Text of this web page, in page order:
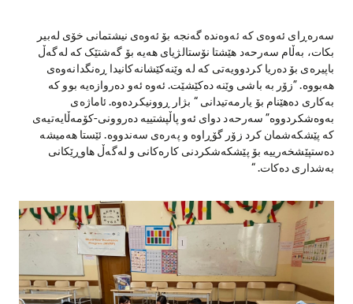
سەرەڕای ئەوەی کە ئەوەندە گەنجە بۆ ئەوەی نیشتمانی خۆی لەبیر
بکات، بەڵام سەرحەد هێشتا نۆستالژیای هەیە بۆ گەشتێک کە لەگەڵ
باپیرەی بۆ دەریا کردوویەتی کە لە وێنەکێشانەکانیدا ڕەنگدانەوەی
هەبووە. ”زۆر بە باشی وێنە دەکێشێت. ئەوە ئەو دەروازەیە بوو کە
بەکاری دەهێنام بۆ یارمەتیدانی “ بژار ڕوونیکردەوە. ئاماژەی
بەوەشکردووە” سەرحەد دوای ئەو پاڵپشتییە دەروونی-کۆمەڵایەتیەی
کە پێشکەشمان کرد زۆر گۆڕاوە و پەرەی سەندووە. ئێستا هەمیشە
دەستپێشخەرییە بۆ پێشکەشکردنی کارەکانی و لەگەڵ هاوڕێکانی
بەشداری دەکات. “